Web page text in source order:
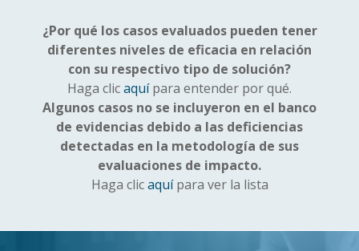
¿Por qué los casos evaluados pueden tener
diferentes niveles de eficacia en relación
con su respectivo tipo de solución?
Haga clicaquípara entender por qué.
Algunos casos no se incluyeron en el banco
de evidencias debido a las deficiencias
detectadas en la metodología de sus
evaluaciones de impacto.
Haga clicaquípara ver la lista